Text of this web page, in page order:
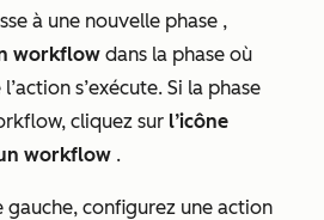
à une nouvelle phase ,
workflow dans la phase où
s’exécute. Si la phase
cliquez sur l’icône
workflow .
gauche, configurez une action